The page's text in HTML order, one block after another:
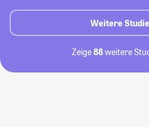
Weitere
Zeige88weitere